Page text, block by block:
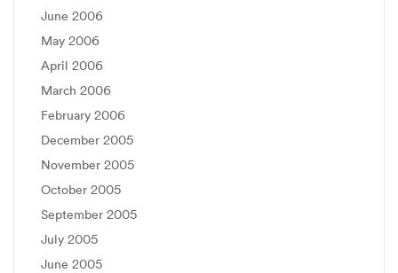
June 2006
May 2006
April 2006
March 2006
February 2006
December 2005
November 2005
October 2005
September 2005
July 2005
June 2005